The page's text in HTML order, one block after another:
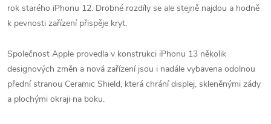
rok starého iPhonu 12. Drobné rozdíly se ale stejně najdou a hodně
k pevnosti zařízení přispěje kryt.
Společnost Apple provedla v konstrukci iPhonu 13 několik
designových změn a nová zařízení jsou i nadále vybavena odolnou
přední stranou Ceramic Shield, která chrání displej, skleněnými zády
a plochými okraji na boku.